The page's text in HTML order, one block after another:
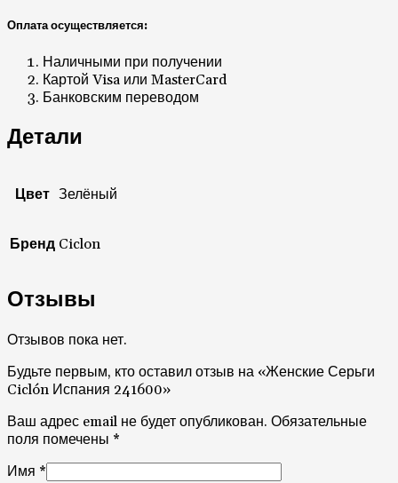
Оплата осуществляется:
Наличными при получении
Картой Visa или MasterCard
Банковским переводом
Детали
Цвет Зелёный
Бренд Ciclon
Отзывы
Отзывов пока нет.
Будьте первым, кто оставил отзыв на «Женские Серьги
Ciclón Испания 241600»
Ваш адрес email не будет опубликован. Обязательные
поля помечены *
Имя *